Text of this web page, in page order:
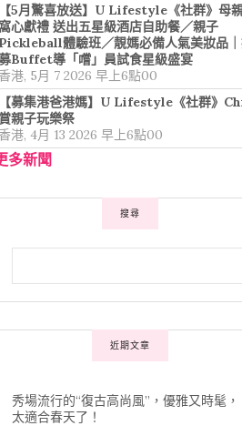
【5月驚喜放送】U Lifestyle《社群》母
窩心獻禮 送出五星級酒店自助餐／親子
Pickleball體驗班／靚媽必備人氣美妝品
Buffet導「嚐」員試食星級盛宴
香港, 5月 7 2026 早上6點00
【募集港爸港媽】U Lifestyle《社群》
賞親子玩樂祭
香港, 4月 13 2026 早上6點00
多新聞
搜尋
近期文章
秀場流行的“復古高尚風”，優雅又時髦，
太適合春天了！